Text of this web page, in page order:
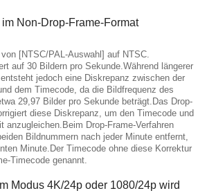
Non-Drop-Frame-Format
[NTSC/PAL-Auswahl] auf NTSC.
auf 30 Bildern pro Sekunde.Während längerer
jedoch eine Diskrepanz zwischen der
dem Timecode, da die Bildfrequenz des
29,97 Bilder pro Sekunde beträgt.Das Drop-
diese Diskrepanz, um den Timecode und
anzugleichen.Beim Drop-Frame-Verfahren
Bildnummern nach jeder Minute entfernt,
Minute.Der Timecode ohne diese Korrektur
Timecode genannt.
Modus 4K/24p oder 1080/24p wird